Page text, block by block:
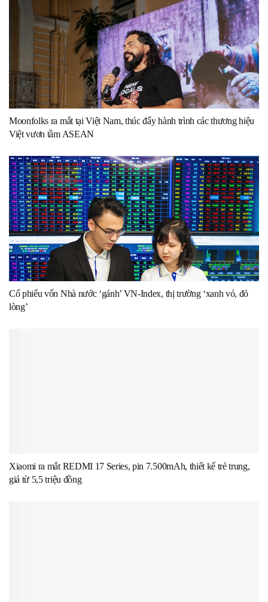
Moonfolks ra mắt tại Việt Nam, thúc đẩy hành trình các thương hiệu
Việt vươn tầm ASEAN
Cổ phiếu vốn Nhà nước ‘gánh’ VN-Index, thị trường ‘xanh vỏ, đỏ
lòng’
Xiaomi ra mắt REDMI 17 Series, pin 7.500mAh, thiết kế trẻ trung,
giá từ 5,5 triệu đồng